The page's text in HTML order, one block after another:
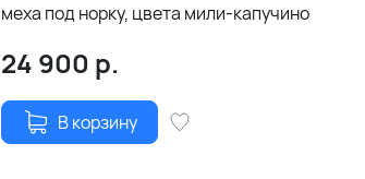
меха под норку, цвета мили-капучино
24 900 р.
В корзину